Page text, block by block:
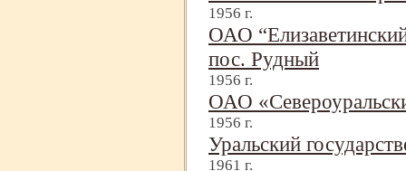
1956 г.
ОАО
пос. Рудный
1956 г.
ОАО
1956 г.
Уральский
1961 г.